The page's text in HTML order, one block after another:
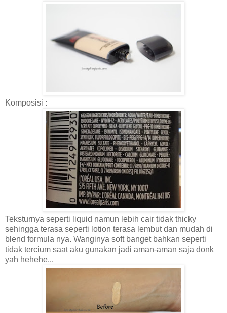
Komposisi :
Teksturnya seperti liquid namun lebih cair tidak thicky
sehingga terasa seperti lotion terasa lembut dan mudah di
blend formula nya. Wanginya soft banget bahkan seperti
tidak tercium saat aku gunakan jadi aman-aman saja donk
yah hehehe...